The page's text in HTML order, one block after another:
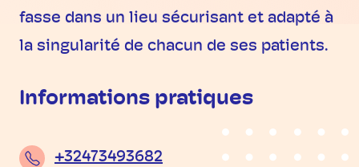
fasse dans un lieu sécurisant et adapté à
la singularité de chacun de ses patients.
Informations pratiques
+32473493682